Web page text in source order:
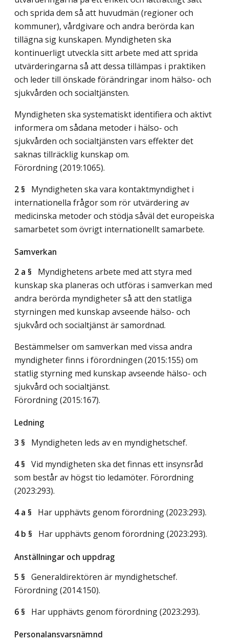
och sprida dem så att huvudmän (regioner och
kommuner), vårdgivare och andra berörda kan
tillägna sig kunskapen. Myndigheten ska
kontinuerligt utveckla sitt arbete med att sprida
utvärderingarna så att dessa tillämpas i praktiken
och leder till önskade förändringar inom hälso- och
sjukvården och socialtjänsten.
Myndigheten ska systematiskt identifiera och aktivt
informera om sådana metoder i hälso- och
sjukvården och socialtjänsten vars effekter det
saknas tillräcklig kunskap om.
Förordning (2019:1065).
2 § Myndigheten ska vara kontaktmyndighet i
internationella frågor som rör utvärdering av
medicinska metoder och stödja såväl det europeiska
samarbetet som övrigt internationellt samarbete.
Samverkan
2 a § Myndighetens arbete med att styra med
kunskap ska planeras och utföras i samverkan med
andra berörda myndigheter så att den statliga
styrningen med kunskap avseende hälso- och
sjukvård och socialtjänst är samordnad.
Bestämmelser om samverkan med vissa andra
myndigheter finns i förordningen (2015:155) om
statlig styrning med kunskap avseende hälso- och
sjukvård och socialtjänst.
Förordning (2015:167).
Ledning
3 § Myndigheten leds av en myndighetschef.
4 § Vid myndigheten ska det finnas ett insynsråd
som består av högst tio ledamöter. Förordning
(2023:293).
4 a § Har upphävts genom förordning (2023:293).
4 b § Har upphävts genom förordning (2023:293).
Anställningar och uppdrag
5 § Generaldirektören är myndighetschef.
Förordning (2014:150).
6 § Har upphävts genom förordning (2023:293).
Personalansvarsnämnd